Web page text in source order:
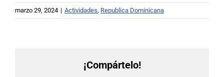
marzo 29, 2024 | Actividades, Republica Dominicana
¡Compártelo!